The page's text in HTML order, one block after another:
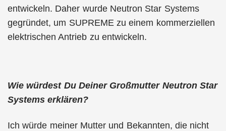
entwickeln. Daher wurde Neutron Star Systems
gegründet, um SUPREME zu einem kommerziellen
elektrischen Antrieb zu entwickeln.
Wie würdest Du Deiner Großmutter Neutron Star
Systems erklären?
Ich würde meiner Mutter und Bekannten, die nicht